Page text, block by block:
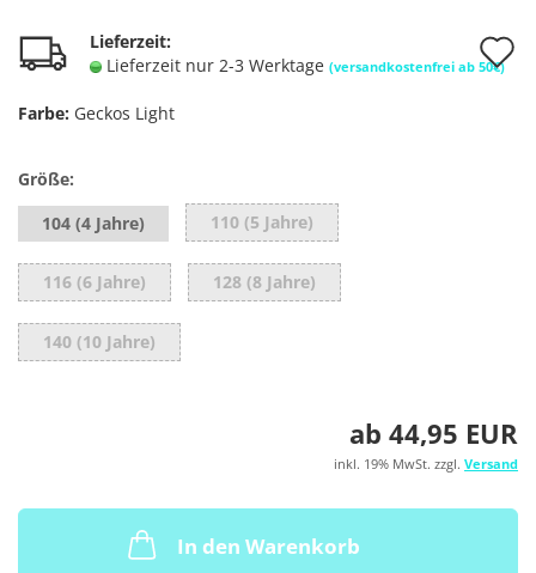
Lieferzeit:
Lieferzeit nur 2-3 Werktage (versandkostenfrei ab 50€)
Farbe: Geckos Light
Größe:
104 (4 Jahre)
110 (5 Jahre)
116 (6 Jahre) 128 (8 Jahre)
140 (10 Jahre)
ab 44,95 EUR
inkl. 19% MwSt. zzgl. Versand
In den Warenkorb